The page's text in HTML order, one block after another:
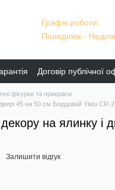
Графік роботи:
Понеділок -
Договір публічної
фігурки та прикраси
45 на 50 см Бордовий Yiwu CR-
на ялинку і
Залишити відгук